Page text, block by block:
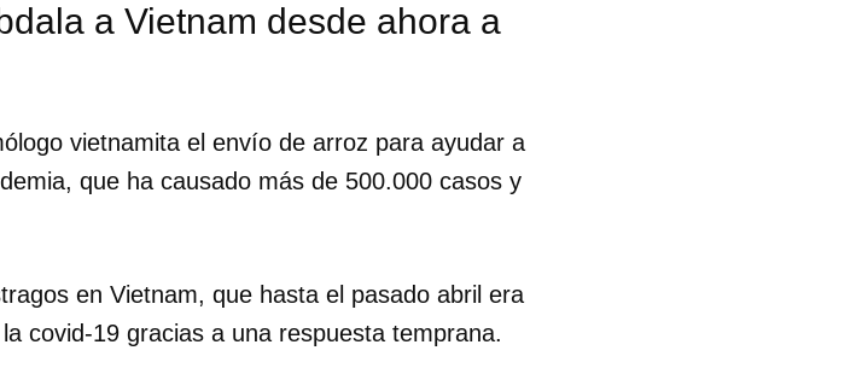
a Vietnam desde ahora a
vietnamita el envío de arroz para ayudar a
que ha causado más de 500.000 casos y
en Vietnam, que hasta el pasado abril era
covid-19 gracias a una respuesta temprana.